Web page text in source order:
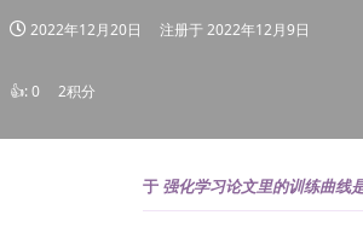
2022年12月20日 注册于2022年12月9日
👍: 0 2积分
于 强化学习论文里的训练曲线